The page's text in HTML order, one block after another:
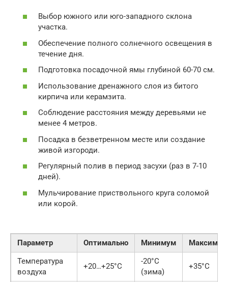
Выбор южного или юго-западного склона
участка.
Обеспечение полного солнечного освещения в
течение дня.
Подготовка посадочной ямы глубиной 60-70 см.
Использование дренажного слоя из битого
кирпича или керамзита.
Соблюдение расстояния между деревьями не
менее 4 метров.
Посадка в безветренном месте или создание
живой изгороди.
Регулярный полив в период засухи (раз в 7-10
дней).
Мульчирование приствольного круга соломой
или корой.
Параметр Оптимально Минимум
Максимум
Температура
воздуха
+20…+25°C
-20°C
(зима)
+35°C